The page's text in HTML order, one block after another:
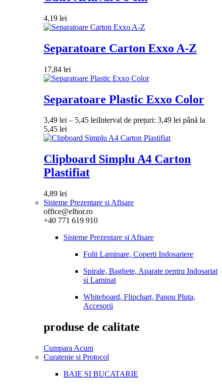
4,19 lei
Separatoare Carton Exxo A-Z
17,84 lei
Separatoare Plastic Exxo Color
3,49 lei – 5,45 leiInterval de prețuri: 3,49 lei până la
5,45 lei
Clipboard Simplu A4 Carton
Plastifiat
4,89 lei
Sisteme Prezentare si Afisare
office@elhor.ro
+40 771 619 910
Sisteme Prezentare si Afisare
Folii Laminare, Coperti Indosariere
Spirale, Baghete, Aparate pentru Indosariat
si Laminat
Whiteboard, Flipchart, Panou Pluta,
Accesorii
produse de calitate
Cumpara Acum
Curatenie si Protocol
BAIE SI BUCATARIE